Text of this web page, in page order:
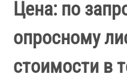
Цена: по
опросному
стоимости в